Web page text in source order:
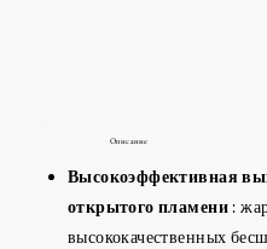
Высокоэффективная
открытого пламени :
высококачественных
Описание